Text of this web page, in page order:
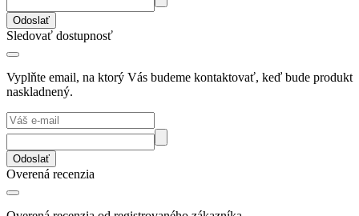
Odoslať
Sledovať dostupnosť
Vyplňte email, na ktorý Vás budeme kontaktovať, keď bude produkt
naskladnený.
Odoslať
Overená recenzia